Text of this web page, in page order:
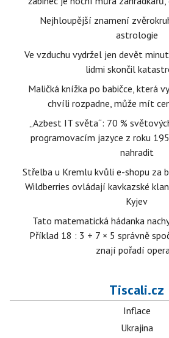
Nejhloupější znamení
astrologie
Ve vzduchu vydržel jen devět
lidmi skončil
Maličká knížka po babičce, která
chvíli rozpadne, může mít
„Azbest IT světa“: 70 %
programovacím jazyce z roku
nahradit
Střelba u Kremlu kvůli e-shopu za
Wildberries ovládají kavkazské
Kyjev
Tato matematická hádanka
Příklad 18 : 3 + 7 × 5 správně
znají pořadí
Tiscali.cz
Inflace
Ukrajina